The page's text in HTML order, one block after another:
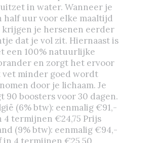
in water. Wanneer je
half uur voor elke maaltijd
krijgen je hersenen eerder
dat je vol zit. Hiernaast is
een 100% natuurlijke
en zorgt het ervoor
vet minder goed wordt
door je lichaam. Je
90 boosters voor 30 dagen.
(6% btw): eenmalig €91,-
4 termijnen €24,75 Prijs
(9% btw): eenmalig €94,-
in 4 termijnen €25,50